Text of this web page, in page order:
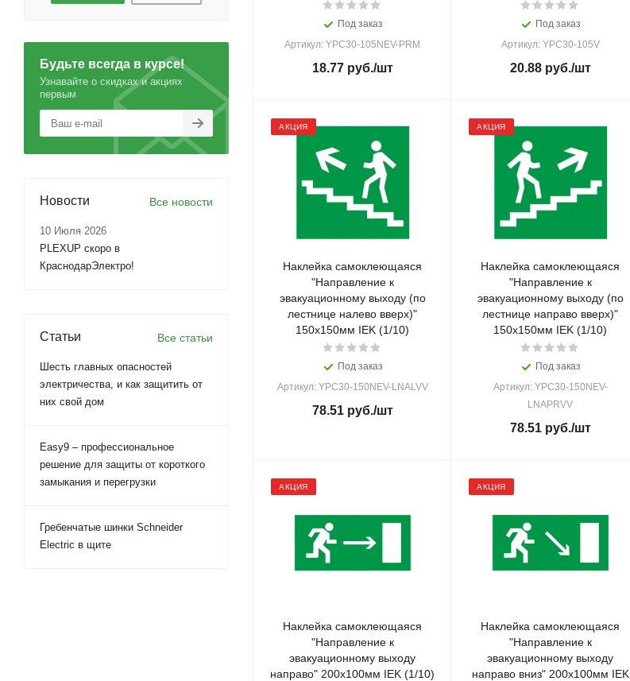
Под заказ
Артикул: YPC30-105NEV-PRM
18.77руб./шт
Под заказ
Артикул: YPC30-105V
20.88руб./шт
АКЦИЯ
Наклейка самоклеющаяся
"Направление к
эвакуационному выходу (по
лестнице налево вверх)"
150х150мм IEK (1/10)
Под заказ
Артикул: YPC30-150NEV-LNALVV
78.51руб./шт
АКЦИЯ
Наклейка самоклеющаяся
"Направление к
эвакуационному выходу (по
лестнице направо вверх)"
150х150мм IEK (1/10)
Под заказ
Артикул: YPC30-150NEV-
LNAPRVV
78.51руб./шт
АКЦИЯ
Наклейка самоклеющаяся
"Направление к
эвакуационному выходу
направо" 200х100мм IEK (1/10)
АКЦИЯ
Наклейка самоклеющаяся
"Направление к
эвакуационному выходу
направо вниз" 200х100мм IEK
Будьте всегда в курсе!
Узнавайте о скидках и акциях
первым
Новости Все новости
10 Июля 2026
PLEXUP скоро в
КраснодарЭлектро!
Статьи Все статьи
Шесть главных опасностей
электричества, и как защитить от
них свой дом
Easy9 – профессиональное
решение для защиты от короткого
замыкания и перегрузки
Гребенчатые шинки Schneider
Electric в щите